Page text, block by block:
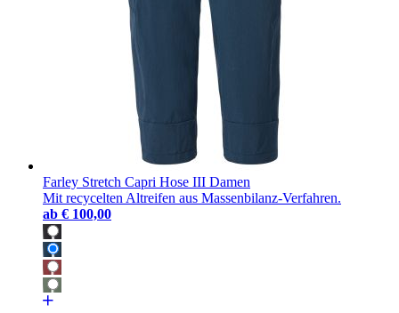
Farley Stretch Capri Hose III Damen
Mit recycelten Altreifen aus Massenbilanz-Verfahren.
ab € 100,00